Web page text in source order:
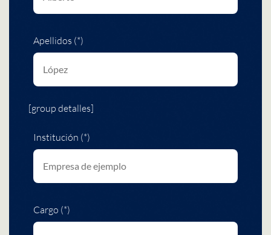
Apellidos (*)
[group detalles]
Institución (*)
Cargo (*)